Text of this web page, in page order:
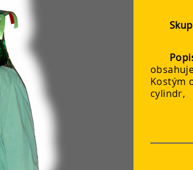
Kostým
cylindr,